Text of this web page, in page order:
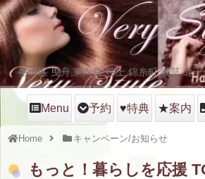
墨田区 曳舟,東向島.押上.錦糸町,浅草.北
Menu 予約 ♥特典 ★案内
Home キャンペーン/お知らせ
もっと！暮らしを応援